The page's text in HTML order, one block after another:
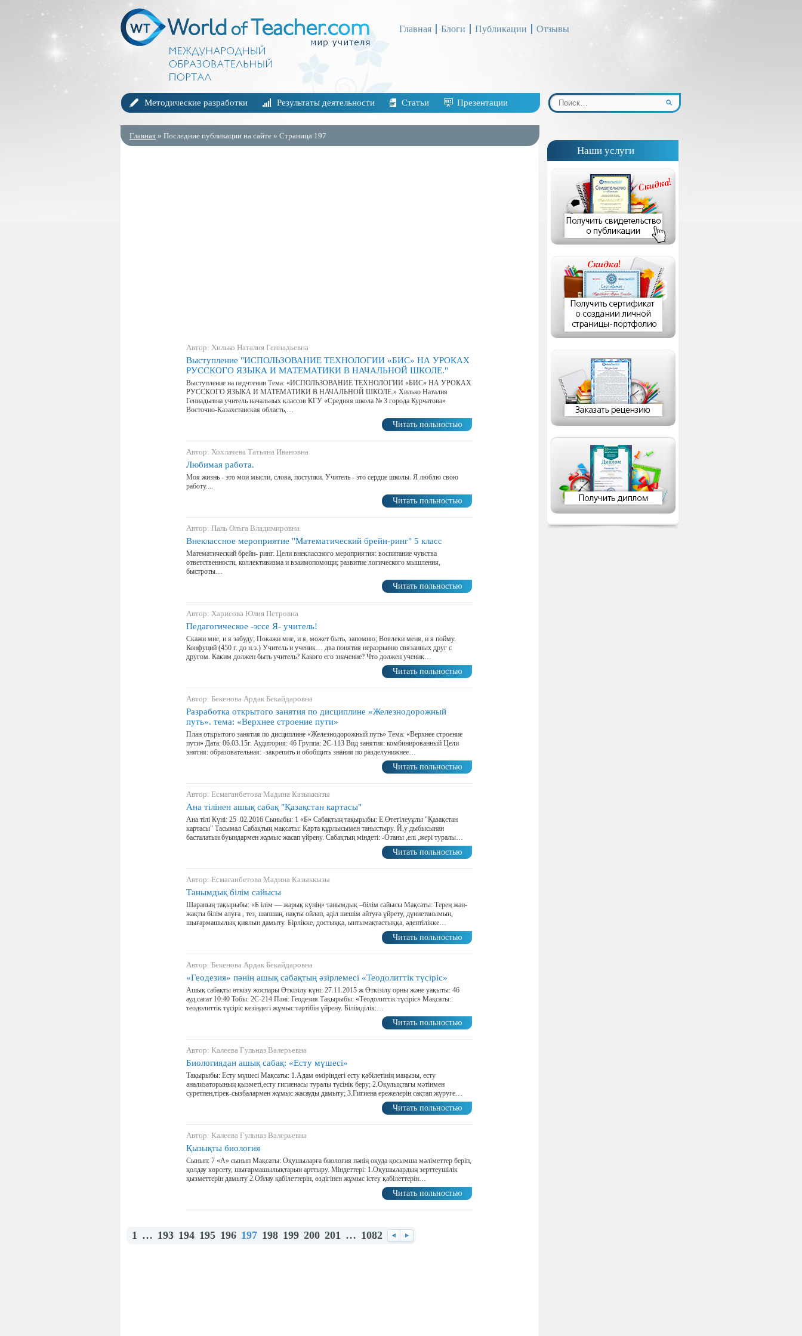
Главная Блоги Публикации Отзывы
Методические разработки Результаты деятельности Статьи Презентации
Главная » Последние публикации на сайте » Страница 197
Автор: Хилько Наталия Геннадьевна
Выступление "ИСПОЛЬЗОВАНИЕ ТЕХНОЛОГИИ «БИС» НА УРОКАХ
РУССКОГО ЯЗЫКА И МАТЕМАТИКИ В НАЧАЛЬНОЙ ШКОЛЕ."
Выступление на педчтении Тема: «ИСПОЛЬЗОВАНИЕ ТЕХНОЛОГИИ «БИС» НА УРОКАХ
РУССКОГО ЯЗЫКА И МАТЕМАТИКИ В НАЧАЛЬНОЙ ШКОЛЕ.» Хилько Наталия
Геннадьевна учитель начальных классов КГУ «Средняя школа № 3 города Курчатова»
Восточно-Казахстанская область,…
Читать польностью
Автор: Хохлачева Татьяна Ивановна
Любимая работа.
Моя жизнь - это мои мысли, слова, поступки. Учитель - это сердце школы. Я люблю свою
работу....
Читать польностью
Автор: Паль Ольга Владимировна
Внеклассное мероприятие "Математический брейн-ринг" 5 класс
Математический брейн- ринг. Цели внеклассного мероприятия: воспитание чувства
ответственности, коллективизма и взаимопомощи; развитие логического мышления,
быстроты…
Читать польностью
Автор: Харисова Юлия Петровна
Педагогическое -эссе Я- учитель!
Скажи мне, и я забуду; Покажи мне, и я, может быть, запомню; Вовлеки меня, и я пойму.
Конфуций (450 г. до н.э.) Учитель и ученик… два понятия неразрывно связанных друг с
другом. Каким должен быть учитель? Какого его значение? Что должен ученик…
Читать польностью
Автор: Бекенова Ардак Бекайдаровна
Разработка открытого занятия по дисциплине «Железнодорожный
путь». тема: «Верхнее строение пути»
План открытого занятия по дисциплине «Железнодорожный путь» Тема: «Верхнее строение
пути» Дата: 06.03.15г. Аудитория: 46 Группа: 2С-113 Вид занятия: комбинированный Цели
знятия: образовательная: -закрепить и обобщить знания по разделунижнее…
Читать польностью
Автор: Есмаганбетова Мадина Казыккызы
Ана тілінен ашық сабақ "Қазақстан картасы"
Ана тілі Күні: 25 .02.2016 Сыныбы: 1 «Б» Сабақтың тақырыбы: Е.Өтетілеуұлы "Қазақстан
картасы" Тасымал Сабақтың мақсаты: Карта құрлысымен таныстыру. Й,у дыбысынан
басталатын буындармен жұмыс жасап үйрену. Сабақтың міндеті: -Отаны ,елі ,жері туралы…
Читать польностью
Автор: Есмаганбетова Мадина Казыккызы
Танымдық білім сайысы
Шараның тақырыбы: «Б ілім — жарық күнің» танымдық –білім сайысы Мақсаты: Терең жан-
жақты білім алуға , тез, шапшаң, нақты ойлап, әділ шешім айтуға үйрету, дүниетанымын,
шығармашылық қиялын дамыту. Бірлікке, достыққа, ынтымақтастыққа, әдептілікке…
Читать польностью
Автор: Бекенова Ардак Бекайдаровна
«Геодезия» пәнің ашық сабақтың әзірлемесі «Теодолиттік түсіріс»
Ашық сабақты өткізу жоспары Өткізілу күні: 27.11.2015 ж Өткізілу орны және уақыты: 46
ауд,сағат 10:40 Тобы: 2С-214 Пәні: Геодезия Тақырыбы: «Теодолиттік түсіріс» Мақсаты:
теодолиттік түсіріс кезіндегі жұмыс тәртібін үйрену. Білімділік:…
Читать польностью
Автор: Калеева Гульназ Валерьевна
Биологиядан ашық сабақ: «Есту мүшесі»
Тақырыбы: Есту мүшесі Мақсаты: 1.Адам өміріндегі есту қабілетінің маңызы, есту
анализаторының қызметі,есту гигиенасы туралы түсінік беру; 2.Оқулықтағы мәтінмен
суретпен,тірек-сызбалармен жұмыс жасауды дамыту; 3.Гигиена ережелерін сақтап жүруге…
Читать польностью
Автор: Калеева Гульназ Валерьевна
Қызықты биология
Сынып: 7 «А» сынып Мақсаты: Оқушыларға биология пәнің оқуда қосымша мәліметтер беріп,
қолдау көрсету, шығармашылықтарын арттыру. Міндеттері: 1.Оқушылардың зерттеушілік
қызметтерін дамыту 2.Ойлау қабілеттерін, өздігінен жұмыс істеу қабілеттерін…
Читать польностью
1 … 193 194 195 196 197 198 199 200 201 … 1082
Наши услуги